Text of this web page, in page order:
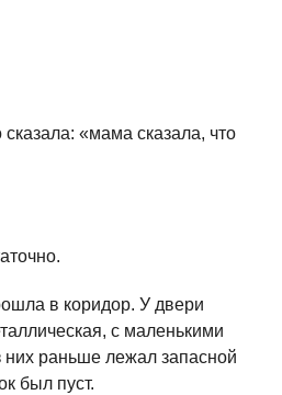
«мама сказала, что
в коридор. У двери
с маленькими
раньше лежал запасной
был пуст.